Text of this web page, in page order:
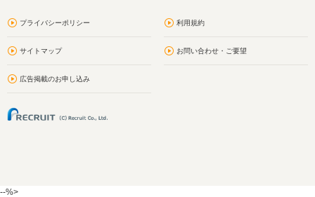
プライバシーポリシー 利用規約
サイトマップ お問い合わせ・ご要望
広告掲載のお申し込み
--%>